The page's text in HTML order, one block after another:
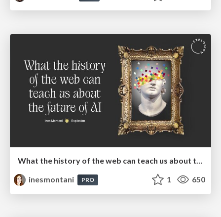
What the history of the web can teach us about the future of AI
inesmontani
PRO 1 650